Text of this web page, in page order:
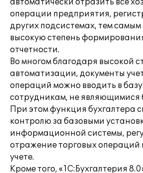
автоматически отразить все
операции предприятия,
других подсистемах, тем самым
высокую степень
отчетности.
Во многом благодаря высокой
автоматизации, документы
операций можно вводить в
сотрудникам, не являющимися
При этом функция бухгалтера
контролю за базовыми
информационной системы,
отражение торговых операций
учете.
Кроме того, «1С:Бухгалтерия